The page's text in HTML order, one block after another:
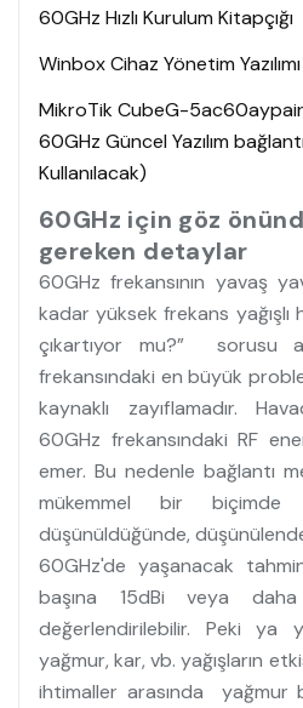
60GHz Hızlı Kurulum Kitapçığı
Winbox Cihaz Yönetim Yazılımı
MikroTik CubeG-
60GHz Güncel Yazılım
Kullanılacak)
60GHz için göz
gereken detaylar
60GHz frekansının yavaş
kadar yüksek frekans
çıkartıyor mu?”
sorusu
frekansındaki en büyük
kaynaklı zayıflamadır.
60GHz frekansındaki RF
emer. Bu nedenle bağlantı
mükemmel bir biçimde
düşünüldüğünde,
60GHz'de yaşanacak
başına 15dBi veya
değerlendirilebilir. Peki ya
yağmur, kar, vb. yağışların
ihtimaller arasında
yağmur